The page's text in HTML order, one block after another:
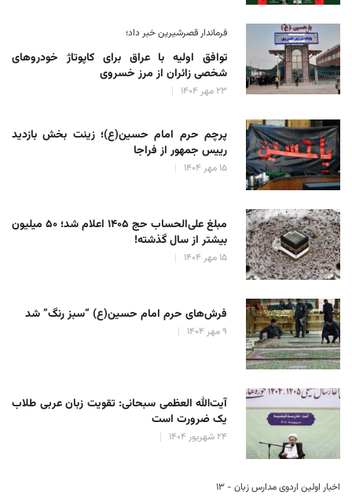
فرماندار قصرشیرین خبر داد؛
توافق اولیه با عراق برای کاپوتاژ خودروهای
شخصی زائران از مرز خسروی
۲۳ مهر ۱۴۰۴
پرچم حرم امام حسین(ع)؛ زینت بخش بازدید
رییس جمهور از فراجا
۱۵ مهر ۱۴۰۴
مبلغ علی‌الحساب حج ۱۴۰۵ اعلام شد؛ ۵۰ میلیون
بیشتر از سال گذشته!
۱۵ مهر ۱۴۰۴
فرش‌های حرم امام حسین(ع) “سبز رنگ” شد
۹ مهر ۱۴۰۴
آیت‌الله العظمی سبحانی: تقویت زبان عربی طلاب
یک ضرورت است
۲۴ شهریور ۱۴۰۴
اخبار اولین اردوی مدارس زبان - ۱۳